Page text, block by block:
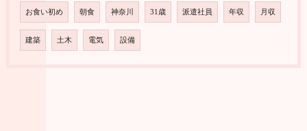
お食い初め 朝食 神奈川 31歳 派遣社員 年収 月収
建築 土木 電気 設備